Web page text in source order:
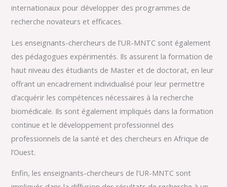
internationaux pour développer des programmes de
recherche novateurs et efficaces.
Les enseignants-chercheurs de l’UR-MNTC sont également
des pédagogues expérimentés. Ils assurent la formation de
haut niveau des étudiants de Master et de doctorat, en leur
offrant un encadrement individualisé pour leur permettre
d’acquérir les compétences nécessaires à la recherche
biomédicale. Ils sont également impliqués dans la formation
continue et le développement professionnel des
professionnels de la santé et des chercheurs en Afrique de
l’Ouest.
Enfin, les enseignants-chercheurs de l’UR-MNTC sont